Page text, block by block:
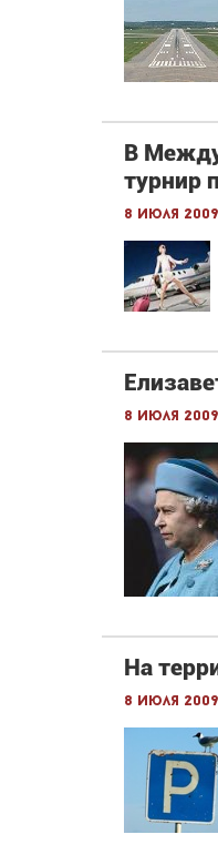
В
турнир
8 июля 2009
8 июля 2009
На
8 июля 2009